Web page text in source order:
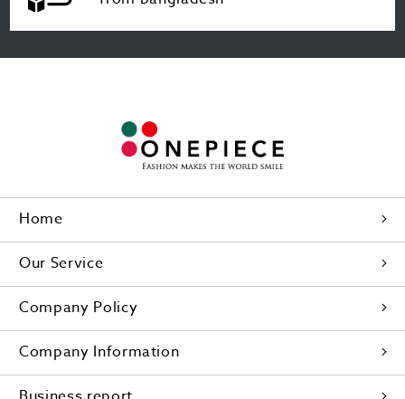
Home
Our Service
Company Policy
Company Information